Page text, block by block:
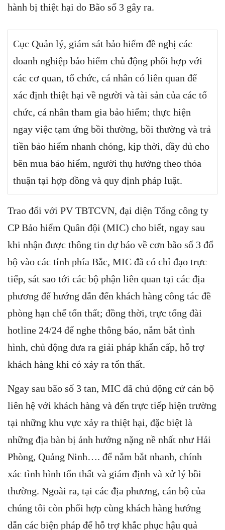
hành bị thiệt hại do Bão số 3 gây ra.
Cục Quản lý, giám sát bảo hiểm đề nghị các
doanh nghiệp bảo hiểm chủ động phối hợp với
các cơ quan, tổ chức, cá nhân có liên quan để
xác định thiệt hại về người và tài sản của các tổ
chức, cá nhân tham gia bảo hiểm; thực hiện
ngay việc tạm ứng bồi thường, bồi thường và trả
tiền bảo hiểm nhanh chóng, kịp thời, đầy đủ cho
bên mua bảo hiểm, người thụ hưởng theo thỏa
thuận tại hợp đồng và quy định pháp luật.
Trao đổi với PV TBTCVN, đại diện Tổng công ty
CP Bảo hiểm Quân đội (MIC) cho biết, ngay sau
khi nhận được thông tin dự báo về cơn bão số 3 đổ
bộ vào các tỉnh phía Bắc, MIC đã có chỉ đạo trực
tiếp, sát sao tới các bộ phận liên quan tại các địa
phương để hướng dẫn đến khách hàng công tác đề
phòng hạn chế tổn thất; đồng thời, trực tổng đài
hotline 24/24 để nghe thông báo, nắm bắt tình
hình, chủ động đưa ra giải pháp khẩn cấp, hỗ trợ
khách hàng khi có xảy ra tổn thất.
Ngay sau bão số 3 tan, MIC đã chủ động cử cán bộ
liên hệ với khách hàng và đến trực tiếp hiện trường
tại những khu vực xảy ra thiệt hại, đặc biệt là
những địa bàn bị ảnh hưởng nặng nề nhất như Hải
Phòng, Quảng Ninh…. để nắm bắt nhanh, chính
xác tình hình tổn thất và giám định và xử lý bồi
thường. Ngoài ra, tại các địa phương, cán bộ của
chúng tôi còn phối hợp cùng khách hàng hướng
dẫn các biện pháp để hỗ trợ khắc phục hậu quả